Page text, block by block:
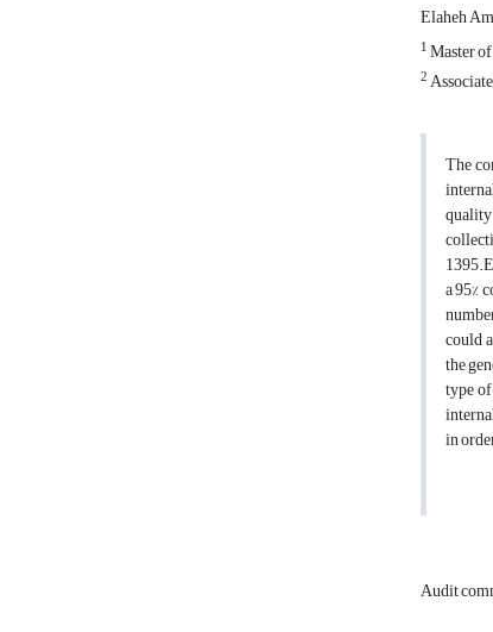
Elaheh
1Master
2
The
a
could
the
type
in
Audit